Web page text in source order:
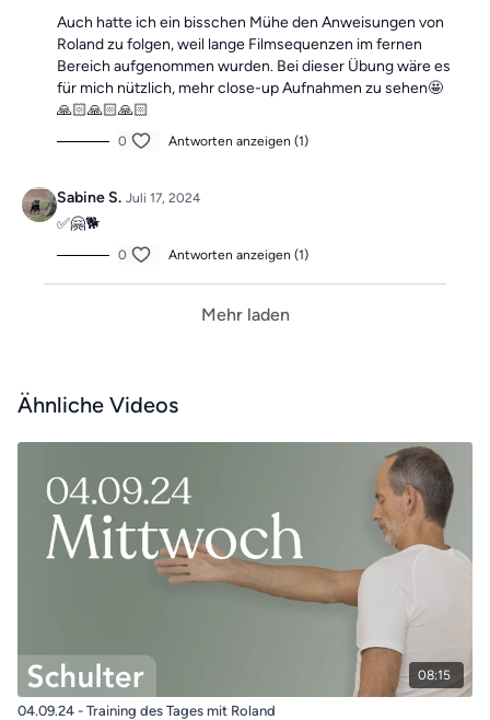
Auch hatte ich ein bisschen Mühe den Anweisungen von
Roland zu folgen, weil lange Filmsequenzen im fernen
Bereich aufgenommen wurden. Bei dieser Übung wäre es
für mich nützlich, mehr close-up Aufnahmen zu sehen🤩
🙏🏻🙏🏻🙏🏻
0 Antworten anzeigen (1)
Sabine S. Juli 17, 2024
✅🤗🐕
0 Antworten anzeigen (1)
Mehr laden
Ähnliche Videos
08:15
04.09.24 - Training des Tages mit Roland